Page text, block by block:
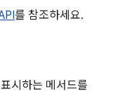
를 참조하세요.
시하는 메서드를